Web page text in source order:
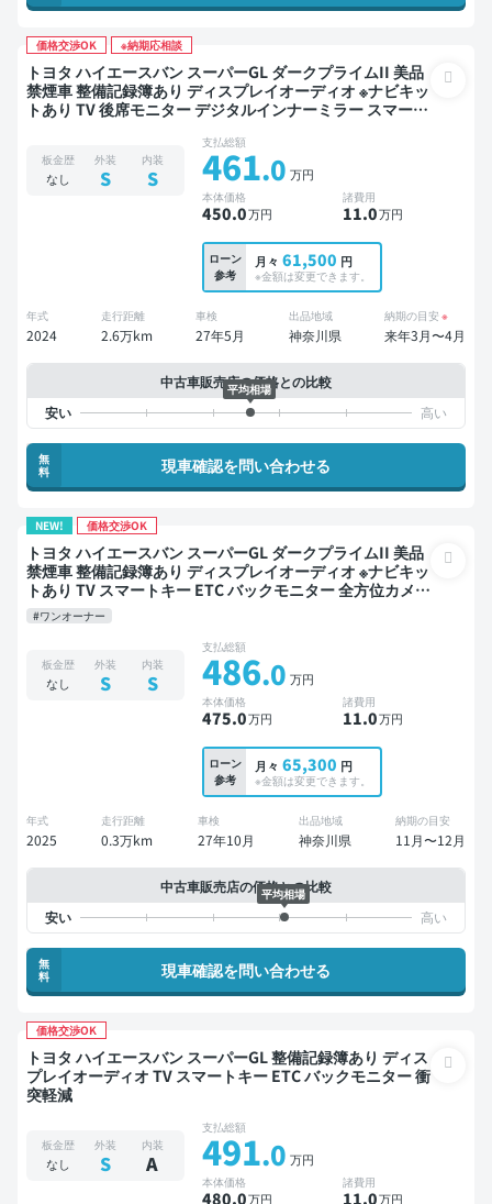
価格交渉OK ※納期応相談
トヨタ ハイエースバン スーパーGL ダークプライムII 美品
禁煙車 整備記録簿あり ディスプレイオーディオ ※ナビキッ
トあり TV 後席モニター デジタルインナーミラー スマート
ー 衝突軽減 両側電動スライドドア
板金歴
なし
外装
S
内装
S
支払総額
461.0 万円
本体価格
450.0万円
諸費用
11.0万円
ローン
参考
月々 61,500 円
※金額は変更できます。
年式
2024
走行距離
2.6万km
車検
27年5月
出品地域
神奈川県
納期の目安 ※
来年3月〜4月
中古車販売店の価格との比較
平均相場
無
料
現車確認を問い合わせる
NEW! 価格交渉OK
トヨタ ハイエースバン スーパーGL ダークプライムII 美品
禁煙車 整備記録簿あり ディスプレイオーディオ ※ナビキッ
トあり TV スマートキー ETC バックモニター 全方位カメラ
衝突軽減 両側電動スライドドア
#ワンオーナー
板金歴
なし
外装
S
内装
S
支払総額
486.0 万円
本体価格
475.0万円
諸費用
11.0万円
ローン
参考
月々 65,300 円
※金額は変更できます。
年式
2025
走行距離
0.3万km
車検
27年10月
出品地域
神奈川県
納期の目安
11月〜12月
中古車販売店の価格との比較
平均相場
無
料
現車確認を問い合わせる
価格交渉OK
トヨタ ハイエースバン スーパーGL 整備記録簿あり ディス
プレイオーディオ TV スマートキー ETC バックモニター 衝
突軽減
板金歴
なし
外装
S
内装
A
支払総額
491.0 万円
本体価格
480.0万円
諸費用
11.0万円